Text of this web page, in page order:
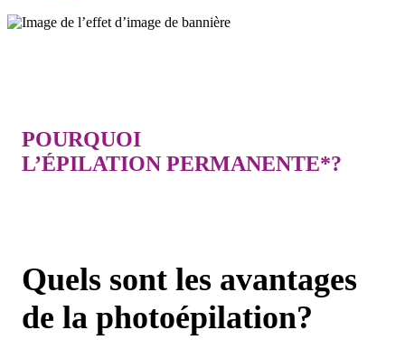
POURQUOI
L’ÉPILATION PERMANENTE*?
Quels sont les avantages
de la photoépilation?